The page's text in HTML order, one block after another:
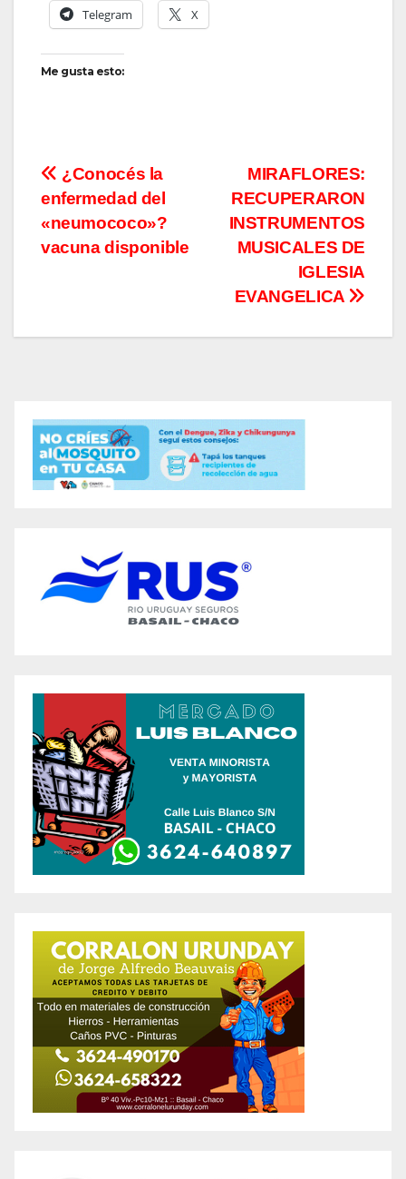
Telegram X
Me gusta esto:
Navegación
de
entradas
MIRAFLORES:
RECUPERARON
INSTRUMENTOS
MUSICALES DE
IGLESIA
EVANGELICA
¿Conocés la
enfermedad del
«neumococo»?
vacuna disponible